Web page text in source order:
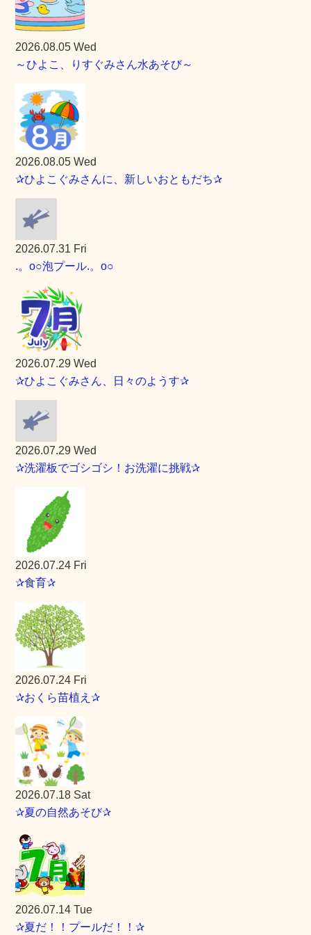
2026.08.05 Wed
～ひよこ、りすぐみさん水あそび～
2026.08.05 Wed
✰ひよこぐみさんに、新しいおともだち✰
2026.07.31 Fri
.。o○泡プール.。o○
2026.07.29 Wed
✰ひよこぐみさん、日々のようす✰
2026.07.29 Wed
✰洗濯板でゴシゴシ！お洗濯に挑戦✰
2026.07.24 Fri
✰食育✰
2026.07.24 Fri
✰おくら苗植え✰
2026.07.18 Sat
✰夏の自然あそび✰
2026.07.14 Tue
✰夏だ！！プールだ！！✰